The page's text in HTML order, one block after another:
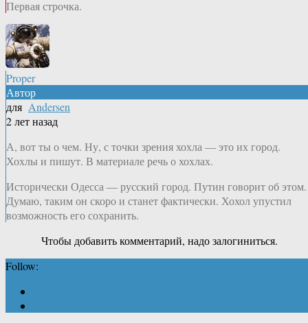
Первая строчка.
Proper
Автор
для Andersen
2 лет назад
А, вот ты о чем. Ну, с точки зрения хохла — это их город.
Хохлы и пишут. В материале речь о хохлах.
Исторически Одесса — русский город. Путин говорит об этом.
Думаю, таким он скоро и станет фактически. Хохол упустил
возможность его сохранить.
Чтобы добавить комментарий, надо залогиниться.
Follow: